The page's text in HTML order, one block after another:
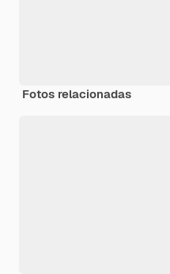
Fotos relacionadas